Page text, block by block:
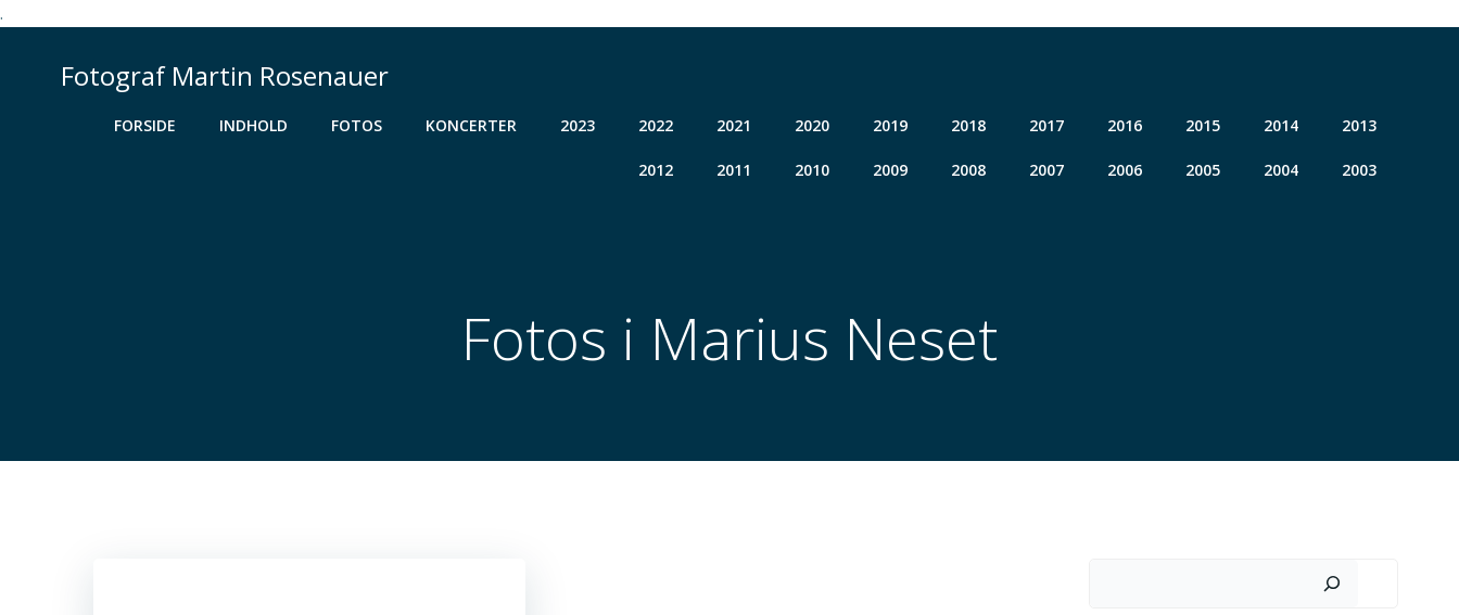
.
Fotograf Martin Rosenauer
FORSIDE INDHOLD FOTOS KONCERTER 2023 2022 2021 2020 2019 2018 2017 2016 2015 2014 2013
2012 2011 2010 2009 2008 2007 2006 2005 2004 2003
Fotos i Marius Neset